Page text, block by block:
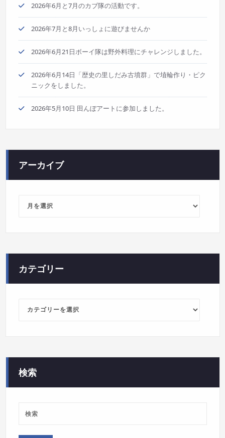
2026年6月と7月のカブ隊の活動です。
2026年7月と8月いっしょに遊びませんか
2026年6月21日ボーイ隊は野外料理にチャレンジしました。
2026年6月14日「歴史の里しだみ古墳群」で埴輪作り・ピク
ニックをしました。
2026年5月10日 田んぼアートに参加しました。
アーカイブ
カテゴリー
ー
検索